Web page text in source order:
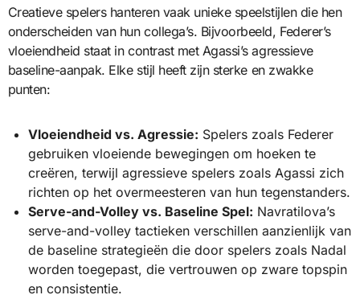
Creatieve spelers hanteren vaak unieke speelstijlen die hen
onderscheiden van hun collega’s. Bijvoorbeeld, Federer’s
vloeiendheid staat in contrast met Agassi’s agressieve
baseline-aanpak. Elke stijl heeft zijn sterke en zwakke
punten:
Vloeiendheid vs. Agressie: Spelers zoals Federer
gebruiken vloeiende bewegingen om hoeken te
creëren, terwijl agressieve spelers zoals Agassi zich
richten op het overmeesteren van hun tegenstanders.
Serve-and-Volley vs. Baseline Spel: Navratilova’s
serve-and-volley tactieken verschillen aanzienlijk van
de baseline strategieën die door spelers zoals Nadal
worden toegepast, die vertrouwen op zware topspin
en consistentie.